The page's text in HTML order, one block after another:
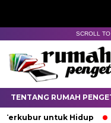
SCROLL
TENTANG RUMAH
untuk Hidup